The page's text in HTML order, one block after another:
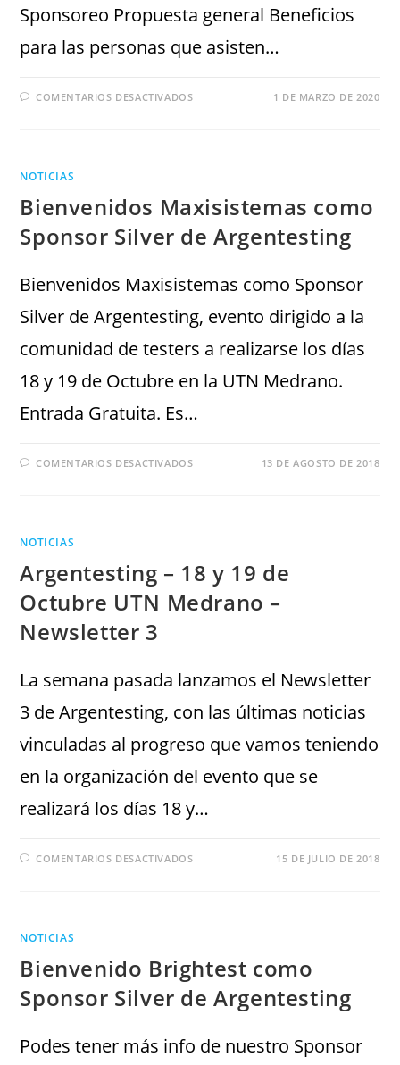
Sponsoreo Propuesta general Beneficios
para las personas que asisten…
COMENTARIOS DESACTIVADOS 1 DE MARZO DE 2020
NOTICIAS
Bienvenidos Maxisistemas como
Sponsor Silver de Argentesting
Bienvenidos Maxisistemas como Sponsor
Silver de Argentesting, evento dirigido a la
comunidad de testers a realizarse los días
18 y 19 de Octubre en la UTN Medrano.
Entrada Gratuita. Es…
COMENTARIOS DESACTIVADOS 13 DE AGOSTO DE 2018
NOTICIAS
Argentesting – 18 y 19 de
Octubre UTN Medrano –
Newsletter 3
La semana pasada lanzamos el Newsletter
3 de Argentesting, con las últimas noticias
vinculadas al progreso que vamos teniendo
en la organización del evento que se
realizará los días 18 y…
COMENTARIOS DESACTIVADOS 15 DE JULIO DE 2018
NOTICIAS
Bienvenido Brightest como
Sponsor Silver de Argentesting
Podes tener más info de nuestro Sponsor